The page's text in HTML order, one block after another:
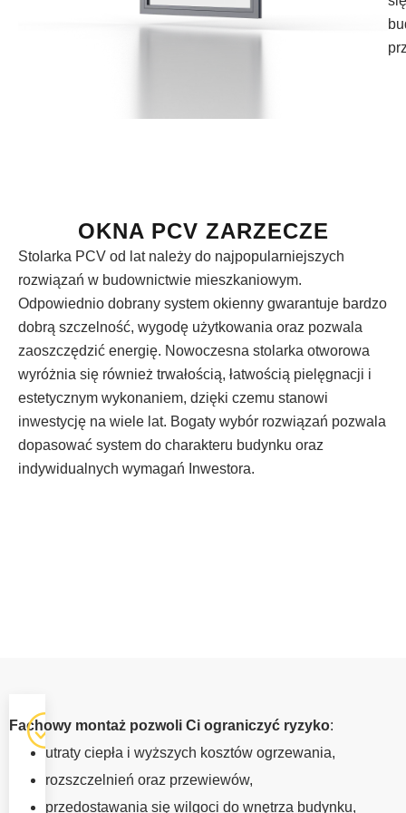
OKNA PCV ZARZECZE
Stolarka PCV od lat należy do najpopularniejszych
rozwiązań w budownictwie mieszkaniowym.
Odpowiednio dobrany system okienny gwarantuje bardzo
dobrą szczelność, wygodę użytkowania oraz pozwala
zaoszczędzić energię. Nowoczesna stolarka otworowa
wyróżnia się również trwałością, łatwością pielęgnacji i
estetycznym wykonaniem, dzięki czemu stanowi
inwestycję na wiele lat. Bogaty wybór rozwiązań pozwala
dopasować system do charakteru budynku oraz
indywidualnych wymagań Inwestora.
OKNA Z
MONTAŻEM
ZARZECZE
Prawidłowy
Fachowy montaż pozwoli Ci ograniczyć ryzyko:
utraty ciepła i wyższych kosztów ogrzewania,
rozszczelnień oraz przewiewów,
przedostawania się wilgoci do wnętrza budynku,